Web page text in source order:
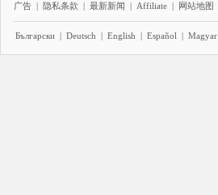
广告 | 隐私条款 | 最新新闻 | Affiliate | 网站地图
Български | Deutsch | English | Español | Magyar